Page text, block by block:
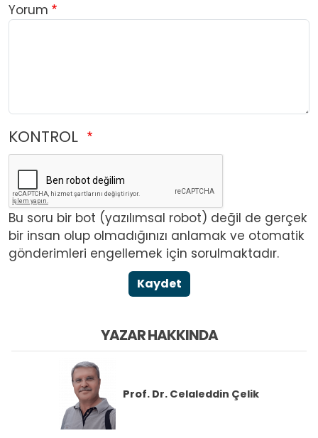
Yorum
KONTROL
Bu soru bir bot (yazılımsal robot) değil de gerçek
bir insan olup olmadığınızı anlamak ve otomatik
gönderimleri engellemek için sorulmaktadır.
Kaydet
YAZAR HAKKINDA
Prof. Dr. Celaleddin Çelik